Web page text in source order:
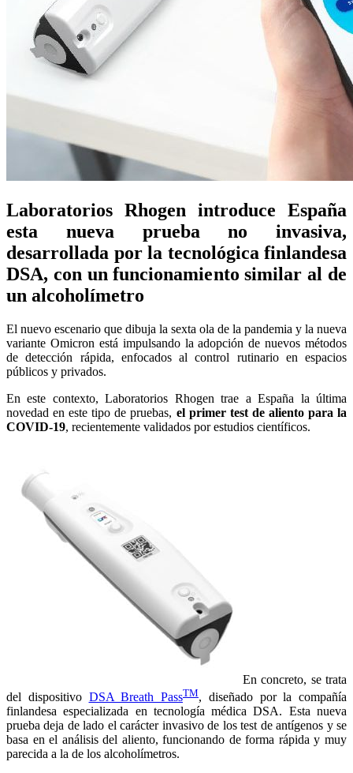
Laboratorios Rhogen introduce España
esta nueva prueba no invasiva,
desarrollada por la tecnológica finlandesa
DSA, con un funcionamiento similar al de
un alcoholímetro
El nuevo escenario que dibuja la sexta ola de la pandemia y la nueva
variante Omicron está impulsando la adopción de nuevos métodos
de detección rápida, enfocados al control rutinario en espacios
públicos y privados.
En este contexto, Laboratorios Rhogen trae a España la última
novedad en este tipo de pruebas, el primer test de aliento para la
COVID-19, recientemente validados por estudios científicos.
En concreto, se trata
del dispositivo DSA Breath PassTM, diseñado por la compañía
finlandesa especializada en tecnología médica DSA. Esta nueva
prueba deja de lado el carácter invasivo de los test de antígenos y se
basa en el análisis del aliento, funcionando de forma rápida y muy
parecida a la de los alcoholímetros.